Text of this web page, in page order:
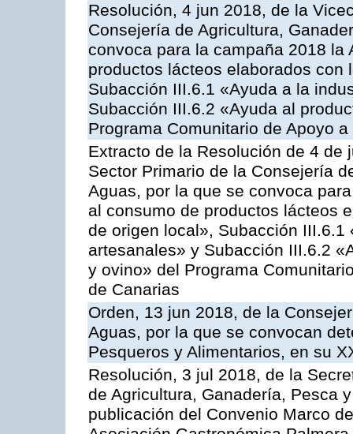
Resolución, 4 jun 2018, de la
Consejería de Agricultura,
convoca para la campaña 2018
productos lácteos elaborados
Subacción III.6.1 «Ayuda a la
Subacción III.6.2 «Ayuda al
Programa Comunitario de Apoyo
Extracto de la Resolución de 4
Sector Primario de la Consejería
Aguas, por la que se convoca
al consumo de productos lácteos
de origen local», Subacción
artesanales» y Subacción III.6.2
y ovino» del Programa
de Canarias
Orden, 13 jun 2018, de la
Aguas, por la que se convocan
Pesqueros y Alimentarios, en su
Resolución, 3 jul 2018, de la
de Agricultura, Ganadería, Pesca
publicación del Convenio Marco